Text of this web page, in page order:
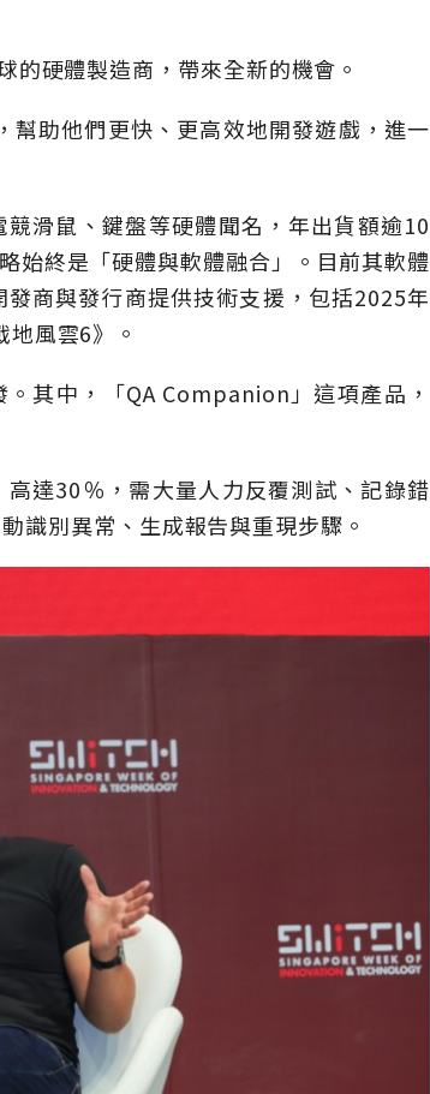
的硬體製造商，帶來全新的機會。
幫助他們更快、更高效地開發遊戲，進一
滑鼠、鍵盤等硬體聞名，年出貨額逾10
始終是「硬體與軟體融合」。目前其軟體
商與發行商提供技術支援，包括2025年
風雲6》。
其中，「QA Companion」這項產品，
達30％，需大量人力反覆測試、記錄錯
識別異常、生成報告與重現步驟。